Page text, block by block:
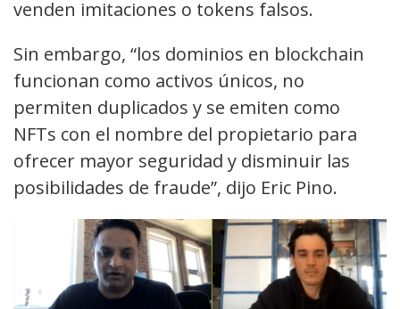
venden imitaciones o tokens falsos.
Sin embargo, “los dominios en blockchain
funcionan como activos únicos, no
permiten duplicados y se emiten como
NFTs con el nombre del propietario para
ofrecer mayor seguridad y disminuir las
posibilidades de fraude”, dijo Eric Pino.